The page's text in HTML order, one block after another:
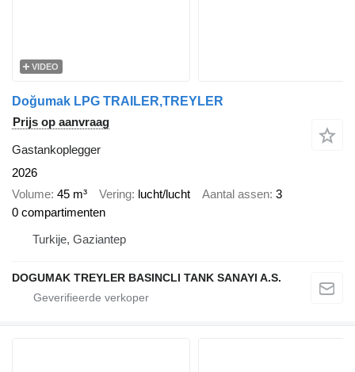
VIDEO
Doğumak LPG TRAILER,TREYLER
Prijs op aanvraag
Gastankoplegger
2026
Volume 45 m³ Vering lucht/lucht Aantal assen 3
0 compartimenten
Turkije, Gaziantep
DOGUMAK TREYLER BASINCLI TANK SANAYI A.S.